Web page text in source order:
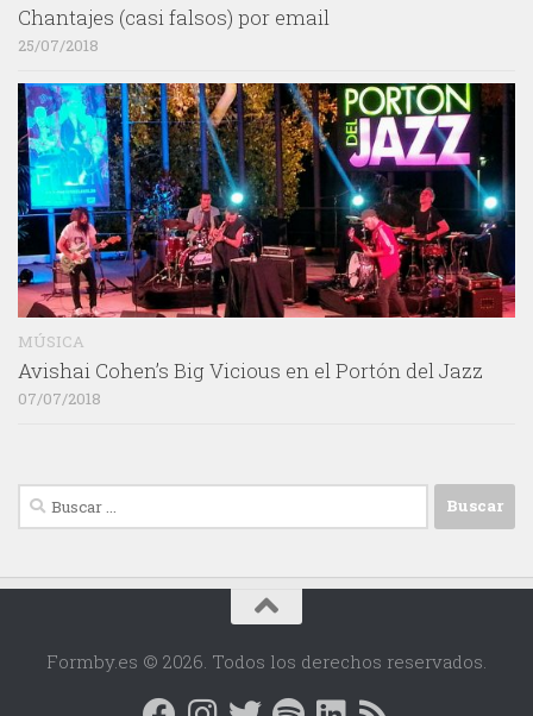
Chantajes (casi falsos) por email
25/07/2018
MÚSICA
Avishai Cohen’s Big Vicious en el Portón del Jazz
07/07/2018
Buscar:
Formby.es © 2026. Todos los derechos reservados.